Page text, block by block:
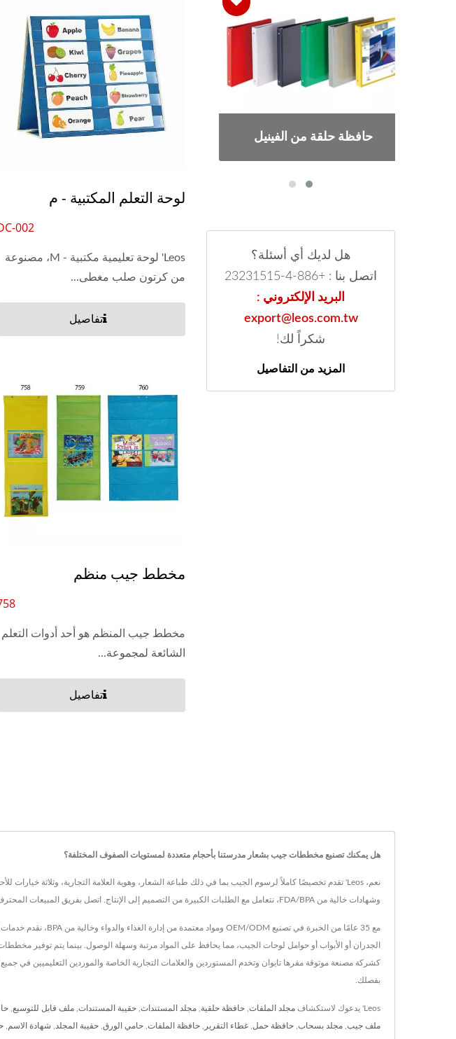
لوحة التعلم المكتبية - م
002
Leos' لوحة تعليمية مكتبية - M، مصنوعة
من كرتون صلب مغطى...
تفاصيل
مخطط جيب منظم
مخطط جيب المنظم هو أحد أدوات التعلم
الشائعة لمجموعة...
تفاصيل
أكياس مسح جاف حافظة حلقة من الفينيل
هل لديك أي أسئلة؟
اتصل بنا : +886-4-23231515
البريد الإلكتروني :
export@leos.com.tw
شكراً لك!
المزيد من التفاصيل
هل يمكنك تصنيع مخططات جيب بشعار مدرستنا بأحجام متعددة لمستويات الصفوف المختلفة؟
وشهادات خالية من FDA/BPA، نتعامل مع الطلبات الكبيرة من التصميم إلى الإنتاج. اتصل بفريق المبيعات المحترف لدينا لمناقشة متطلباتك المحددة وإنشاء خط تنظيم فصول دراسية يحمل علامتك التجارية.
الجدران أو الأبواب أو حوامل لوحات الجيب، مما يحافظ على المواد مرتبة وسهلة الوصول. بينما يتم توفير
كشركة مصنعة موثوقة مقرها تايوان وتخدم المستوردين والعلامات التجارية الخاصة والموردين التعليميين في
بفصلك.
Leos' يدعوك لاستكشاف مجلد الملفات حافظة حلقية مجلد المستندات حقيبة المستندات ملف قابل للتوسيع
ملف جيب مجلد بسحاب حافظة حمل غطاء التقرير حافظة الملفات حامي الورق حقيبة المجلد شهادة الاسم